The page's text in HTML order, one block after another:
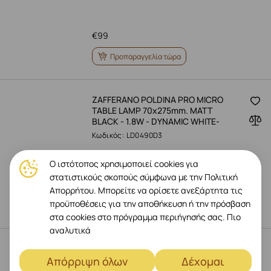
99
€
Προπαραγγελία τώρα
ZAFFERANO POLDINA PRO MICRO
TABLE LAMP 70x275mm. MATT
BLACK - 1.8W - DYNAMIC WHITE-
Κωδικός: LD0490D3
99
€
Προπαραγγελία τώρα
ZAFFERANO POLDINA PRO MICRO
TABLE LAMP 70x275mm. MATT LILAC
Ο ιστότοπος χρησιμοποιεί cookies για
στατιστικούς σκοπούς σύμφωνα με την Πολιτική
Απορρήτου. Μπορείτε να ορίσετε ανεξάρτητα τις
προϋποθέσεις για την αποθήκευση ή την πρόσβαση
στα cookies στο πρόγραμμα περιήγησής σας. Πιο
αναλυτικά
Απόρριψη όλων
Δέχομαι